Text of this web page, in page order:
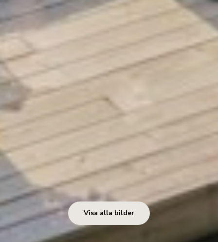
Visa alla bilder